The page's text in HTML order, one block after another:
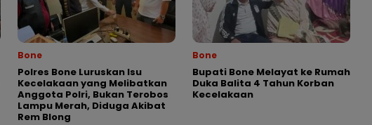
Bone
Polres Bone Luruskan Isu
Kecelakaan yang Melibatkan
Anggota Polri, Bukan Terobos
Lampu Merah, Diduga Akibat
Rem Blong
Bone
Bupati Bone Melayat ke Rumah
Duka Balita 4 Tahun Korban
Kecelakaan